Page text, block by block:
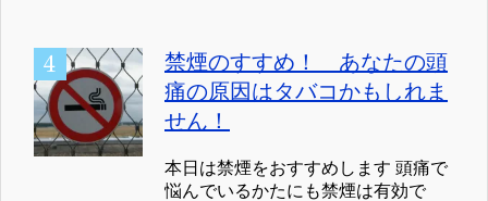
禁煙のすすめ！ あなたの頭
痛の原因はタバコかもしれま
せん！
本日は禁煙をおすすめします 頭痛で
悩んでいるかたにも禁煙は有効で